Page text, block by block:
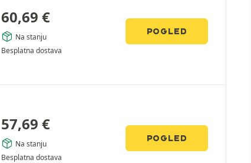
60,69 €
Na stanju
Besplatna dostava
POGLED
57,69 €
Na stanju
Besplatna dostava
POGLED